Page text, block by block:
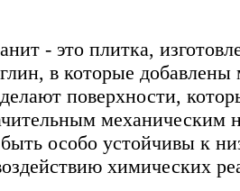
- это плитка,
в которые
поверхности,
механическим
особо устойчивы к
химических